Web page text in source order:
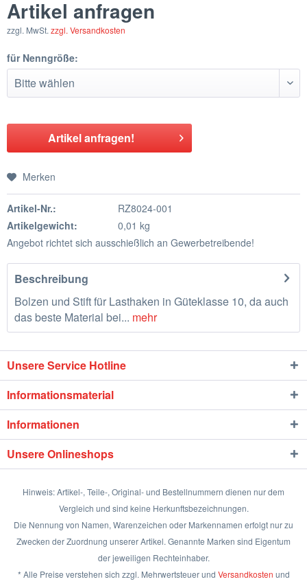
Artikel anfragen
zzgl. MwSt. zzgl. Versandkosten
für Nenngröße:
Artikel anfragen!
Merken
Artikel-Nr.:
RZ8024-001
Artikelgewicht:
0,01 kg
Angebot richtet sich ausschießlich an Gewerbetreibende!
Beschreibung
Bolzen und Stift für Lasthaken in Güteklasse 10, da auch
das beste Material bei... mehr
Unsere Service Hotline
Informationsmaterial
Informationen
Unsere Onlineshops
Hinweis: Artikel-, Teile-, Original- und Bestellnummern dienen nur dem
Vergleich und sind keine Herkunftsbezeichnungen.
Die Nennung von Namen, Warenzeichen oder Markennamen erfolgt nur zu
Zwecken der Zuordnung unserer Artikel. Genannte Marken sind Eigentum
der jeweiligen Rechteinhaber.
* Alle Preise verstehen sich zzgl. Mehrwertsteuer und Versandkosten und